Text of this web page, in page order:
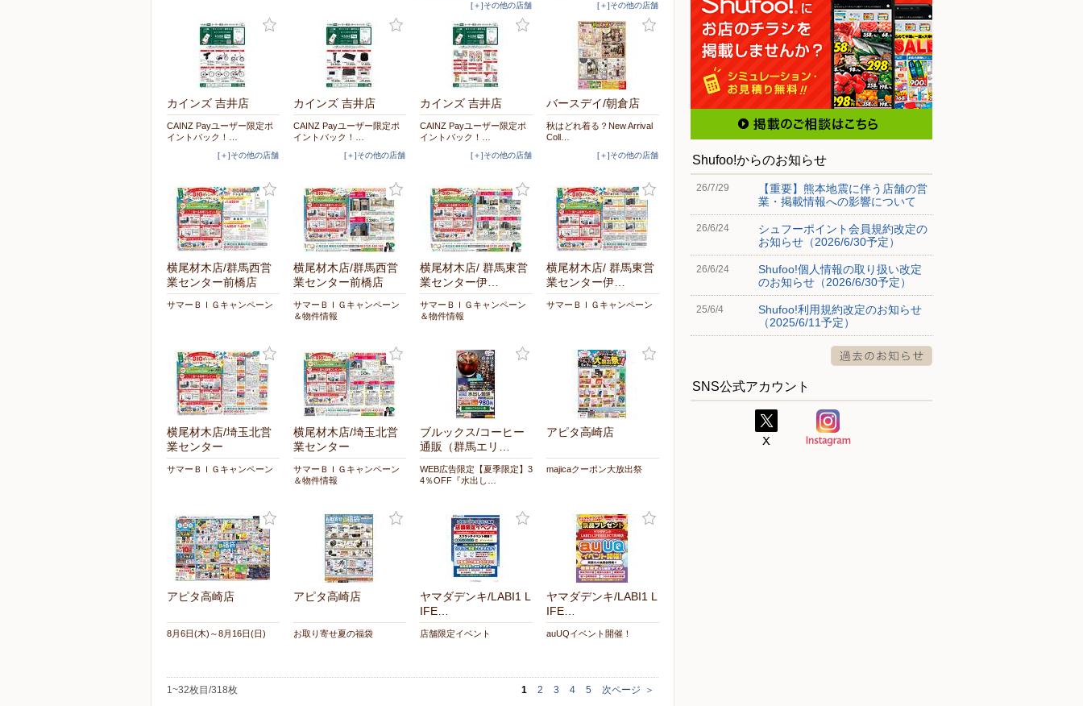
[＋]その他の店舗 [＋]その他の店舗
カインズ 吉井店
CAINZ Payユーザー限定ポ
イントバック！…
[＋]その他の店舗
カインズ 吉井店
CAINZ Payユーザー限定ポ
イントバック！…
[＋]その他の店舗
カインズ 吉井店
CAINZ Payユーザー限定ポ
イントバック！…
[＋]その他の店舗
バースデイ/朝倉店
秋はどれ着る？New Arrival
Coll…
[＋]その他の店舗
横尾材木店/群馬西営
業センター前橋店
サマーＢＩＧキャンペーン
横尾材木店/群馬西営
業センター前橋店
サマーＢＩＧキャンペーン
＆物件情報
横尾材木店/ 群馬東営
業センター伊…
サマーＢＩＧキャンペーン
＆物件情報
横尾材木店/ 群馬東営
業センター伊…
サマーＢＩＧキャンペーン
横尾材木店/埼玉北営
業センター
サマーＢＩＧキャンペーン
横尾材木店/埼玉北営
業センター
サマーＢＩＧキャンペーン
＆物件情報
ブルックス/コーヒー
通販（群馬エリ…
WEB広告限定【夏季限定】3
4％OFF『水出し…
アピタ高崎店
majicaクーポン大放出祭
アピタ高崎店
8月6日(木)～8月16日(日)
アピタ高崎店
お取り寄せ夏の福袋
ヤマダデンキ/LABI1 L
IFE…
店舗限定イベント
ヤマダデンキ/LABI1 L
IFE…
auUQイベント開催！
1~32枚目/318枚 1 2 3 4 5 次ページ ＞
Shufoo!からのお知らせ
26/7/29
【重要】熊本地震に伴う店舗の営
業・掲載情報への影響について
26/6/24
シュフーポイント会員規約改定の
お知らせ（2026/6/30予定）
26/6/24
Shufoo!個人情報の取り扱い改定
のお知らせ（2026/6/30予定）
25/6/4
Shufoo!利用規約改定のお知らせ
（2025/6/11予定）
SNS公式アカウント